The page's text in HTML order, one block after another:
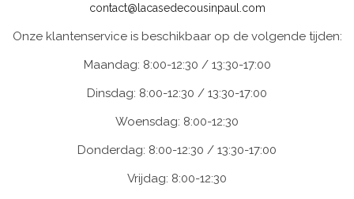
contact@lacasedecousinpaul.com
Onze klantenservice is beschikbaar op de volgende tijden:
Maandag: 8:00-12:30 / 13:30-17:00
Dinsdag: 8:00-12:30 / 13:30-17:00
Woensdag: 8:00-12:30
Donderdag: 8:00-12:30 / 13:30-17:00
Vrijdag: 8:00-12:30